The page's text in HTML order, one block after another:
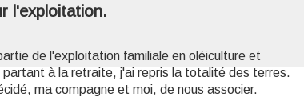
l'exploitation.
de l'exploitation familiale en oléiculture et
à la retraite, j'ai repris la totalité des terres.
ma compagne et moi, de nous associer.